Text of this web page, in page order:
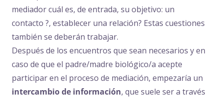
mediador cuál es, de entrada, su objetivo: un
contacto ?, establecer una relación? Estas cuestiones
también se deberán trabajar.
Después de los encuentros que sean necesarios y en
caso de que el padre/madre biológico/a acepte
participar en el proceso de mediación, empezaría un
intercambio de información, que suele ser a través